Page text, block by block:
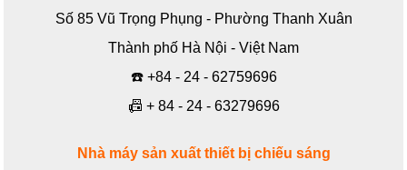
Số 85 Vũ Trọng Phụng - Phường Thanh Xuân
Thành phố Hà Nội - Việt Nam
☎️ +84 - 24 - 62759696
📠 + 84 - 24 - 63279696
Nhà máy sản xuất thiết bị chiếu sáng